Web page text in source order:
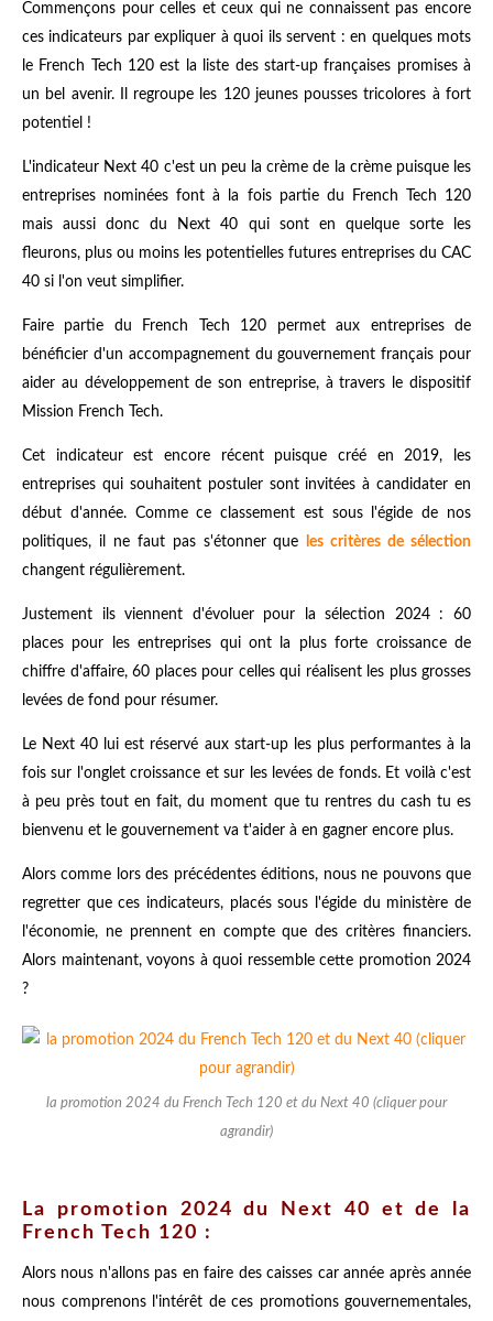
Commençons pour celles et ceux qui ne connaissent pas encore
ces indicateurs par expliquer à quoi ils servent : en quelques mots
le French Tech 120 est la liste des start-up françaises promises à
un bel avenir. Il regroupe les 120 jeunes pousses tricolores à fort
potentiel !
L'indicateur Next 40 c'est un peu la crème de la crème puisque les
entreprises nominées font à la fois partie du French Tech 120
mais aussi donc du Next 40 qui sont en quelque sorte les
fleurons, plus ou moins les potentielles futures entreprises du CAC
40 si l'on veut simplifier.
Faire partie du French Tech 120 permet aux entreprises de
bénéficier d'un accompagnement du gouvernement français pour
aider au développement de son entreprise, à travers le dispositif
Mission French Tech.
Cet indicateur est encore récent puisque créé en 2019, les
entreprises qui souhaitent postuler sont invitées à candidater en
début d'année. Comme ce classement est sous l'égide de nos
politiques, il ne faut pas s'étonner que
les critères de sélection
changent régulièrement.
Justement ils viennent d'évoluer pour la sélection 2024 : 60
places pour les entreprises qui ont la plus forte croissance de
chiffre d'affaire, 60 places pour celles qui réalisent les plus grosses
levées de fond pour résumer.
Le Next 40 lui est réservé aux start-up les plus performantes à la
fois sur l'onglet croissance et sur les levées de fonds. Et voilà c'est
à peu près tout en fait, du moment que tu rentres du cash tu es
bienvenu et le gouvernement va t'aider à en gagner encore plus.
Alors comme lors des précédentes éditions, nous ne pouvons que
regretter que ces indicateurs, placés sous l'égide du ministère de
l'économie, ne prennent en compte que des critères financiers.
Alors maintenant, voyons à quoi ressemble cette promotion 2024
?
la promotion 2024 du French Tech 120 et du Next 40 (cliquer pour
agrandir)
La promotion 2024 du Next 40 et de la
French Tech 120 :
Alors nous n'allons pas en faire des caisses car année après année
nous comprenons l'intérêt de ces promotions gouvernementales,